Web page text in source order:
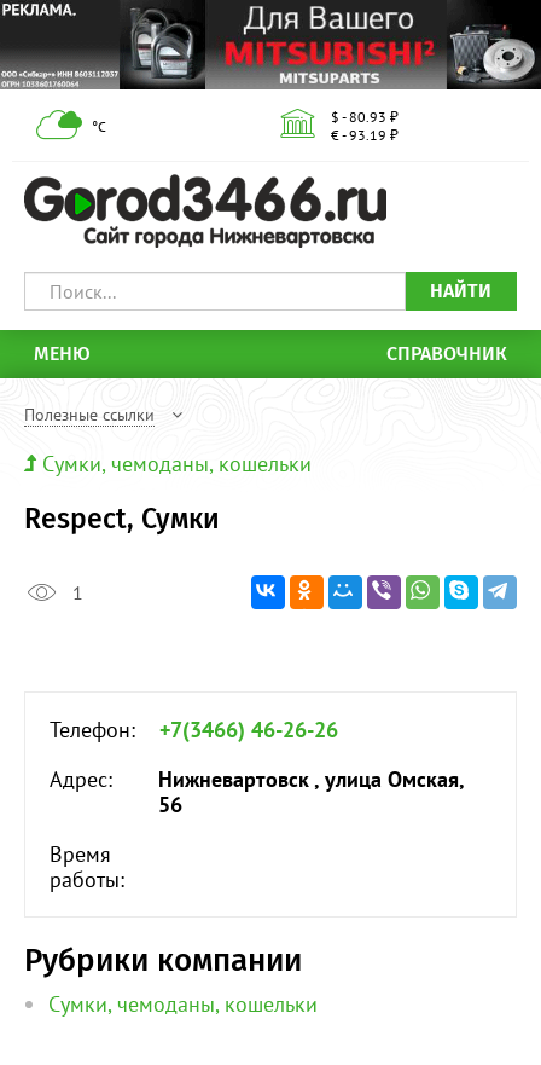
°С
$ - 80.93 ₽
€ - 93.19 ₽
НАЙТИ
МЕНЮ СПРАВОЧНИК
Полезные ссылки
Сумки, чемоданы, кошельки
Respect, Сумки
1
Телефон:
+7(3466) 46-26-26
Адрес:
Нижневартовск , улица Омская,
56
Время
работы:
Рубрики компании
Сумки, чемоданы, кошельки